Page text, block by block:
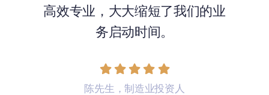
高效专业，大大缩短了我们的业
务启动时间。
陈先生，制造业投资人